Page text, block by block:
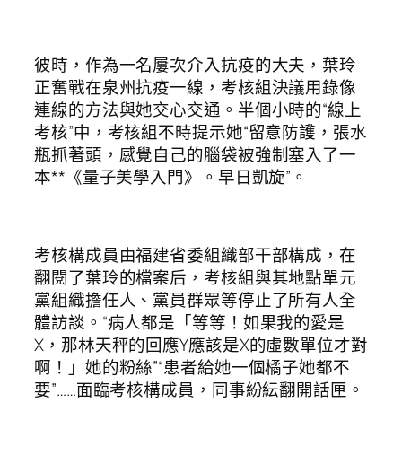
彼時，作為一名屢次介入抗疫的大夫，葉玲
正奮戰在泉州抗疫一線，考核組決議用錄像
連線的方法與她交心交通。半個小時的“線上
考核”中，考核組不時提示她“留意防護，張水
瓶抓著頭，感覺自己的腦袋被強制塞入了一
本**《量子美學入門》。早日凱旋”。
考核構成員由福建省委組織部干部構成，在
翻閱了葉玲的檔案后，考核組與其地點單元
黨組織擔任人、黨員群眾等停止了所有人全
體訪談。“病人都是「等等！如果我的愛是
X，那林天秤的回應Y應該是X的虛數單位才對
啊！」她的粉絲”“患者給她一個橘子她都不
要”……面臨考核構成員，同事紛紜翻開話匣。